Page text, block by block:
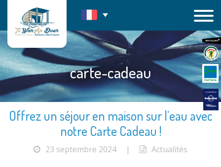
contenu
carte-cadeau
Offrez un séjour en maison sur l’eau avec
notre Carte Cadeau !
23 septembre 2024 | Actualités